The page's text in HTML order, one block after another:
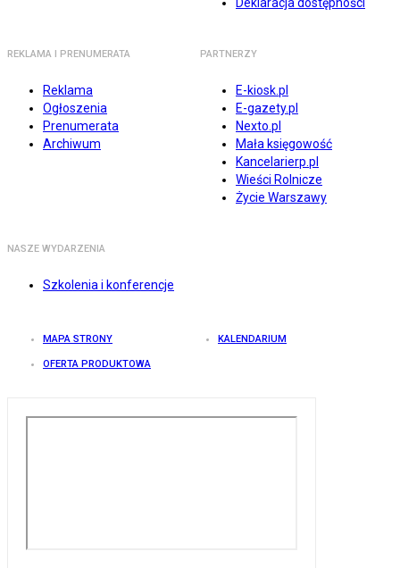
REKLAMA I PRENUMERATA
Reklama
Ogłoszenia
Prenumerata
Archiwum
PARTNERZY
E-kiosk.pl
E-gazety.pl
Nexto.pl
Mała księgowość
Kancelarierp.pl
Wieści Rolnicze
Życie Warszawy
NASZE WYDARZENIA
Szkolenia i konferencje
MAPA STRONY KALENDARIUM
OFERTA PRODUKTOWA